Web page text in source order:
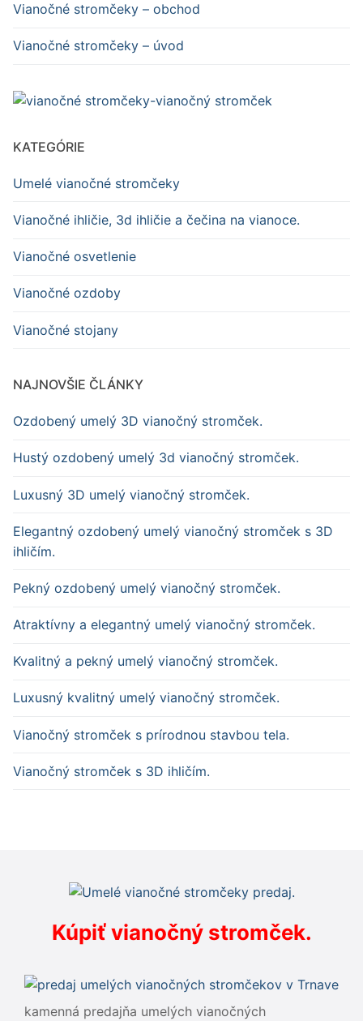
Vianočné stromčeky – obchod
Vianočné stromčeky – úvod
KATEGÓRIE
Umelé vianočné stromčeky
Vianočné ihličie, 3d ihličie a čečina na vianoce.
Vianočné osvetlenie
Vianočné ozdoby
Vianočné stojany
NAJNOVŠIE ČLÁNKY
Ozdobený umelý 3D vianočný stromček.
Hustý ozdobený umelý 3d vianočný stromček.
Luxusný 3D umelý vianočný stromček.
Elegantný ozdobený umelý vianočný stromček s 3D
ihličím.
Pekný ozdobený umelý vianočný stromček.
Atraktívny a elegantný umelý vianočný stromček.
Kvalitný a pekný umelý vianočný stromček.
Luxusný kvalitný umelý vianočný stromček.
Vianočný stromček s prírodnou stavbou tela.
Vianočný stromček s 3D ihličím.
Kúpiť vianočný stromček.
kamenná predajňa umelých vianočných